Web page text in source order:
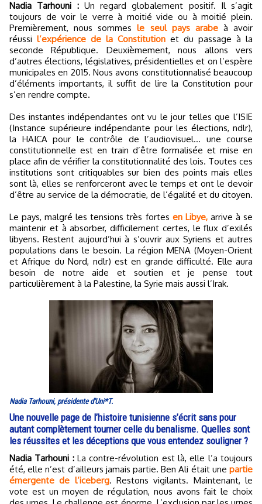
Nadia Tarhouni :Un regard globalement positif. Il s’agit
toujours de voir le verre à moitié vide ou à moitié plein.
Premièrement, nous sommesle seul pays arabeà avoir
réussi l’expérience de la Constitution et du passage à la
seconde République. Deuxièmement, nous allons vers
d’autres élections, législatives, présidentielles et on l’espère
municipales en 2015. Nous avons constitutionnalisé beaucoup
d’éléments importants, il suffit de lire la Constitution pour
s’en rendre compte.
Des instantes indépendantes ont vu le jour telles que l’ISIE
(Instance supérieure indépendante pour les élections, ndlr),
la HAICA pour le contrôle de l’audiovisuel... une course
constitutionnelle est en train d’être formalisée et mise en
place afin de vérifier la constitutionnalité des lois. Toutes ces
institutions sont critiquables sur bien des points mais elles
sont là, elles se renforceront avec le temps et ont le devoir
d’être au service de la démocratie, de l’égalité et du citoyen.
Le pays, malgré les tensions très fortes en Libye,arrive à se
maintenir et à absorber, difficilement certes, le flux d’exilés
libyens. Restent aujourd’hui à s’ouvrir aux Syriens et autres
populations dans le besoin. La région MENA (Moyen-Orient
et Afrique du Nord, ndlr) est en grande difficulté. Elle aura
besoin de notre aide et soutien et je pense tout
particulièrement à la Palestine, la Syrie mais aussi l’Irak.
Nadia Tarhouni, présidente d'Uni*T.
Une nouvelle page de l’histoire tunisienne s’écrit sans pour
autant complètement tourner celle du benalisme. Quelles sont
les réussites et les déceptions que vous entendez souligner ?
Nadia Tarhouni :La contre-révolution est là, elle l’a toujours
été, elle n’est d’ailleurs jamais partie. Ben Ali était une partie
émergente de l’iceberg. Restons vigilants. Maintenant, le
vote est un moyen de régulation, nous avons fait le choix